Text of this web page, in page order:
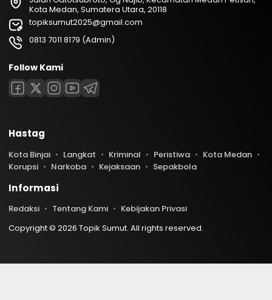
Kota Medan, Sumatera Utara, 20118
topiksumut2025@gmail.com
0813 7011 8179 (Admin)
Follow Kami
Hastag
Kota Binjai Langkat Kriminal Peristiwa
Kota Medan
Korupsi
Narkoba Kejaksaan Sepakbola
Informasi
Redaksi Tentang Kami
Kebijakan Privasi
Copyright © 2026 Topik Sumut. All rights reserved.